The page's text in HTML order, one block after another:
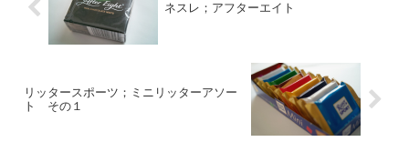
ネスレ；アフターエイト
リッタースポーツ；ミニリッターアソー
ト その１